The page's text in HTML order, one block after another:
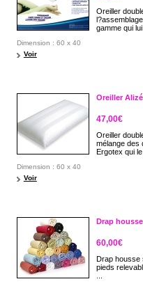
Oreiller
gamme qui lui
Dimension : 60 x 40
Voir
Oreiller
47,00€
Oreiller
mélange des
Ergotex qui le
Dimension : 60 x 40
Voir
Drap
60,00€
Drap housse
pieds